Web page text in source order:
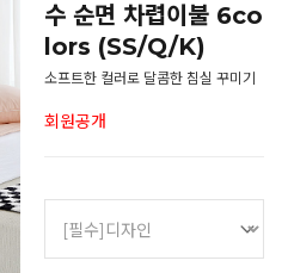
수 순면 차렵이불 6co
lors (SS/Q/K)
소프트한 컬러로 달콤한 침실 꾸미기
회원공개